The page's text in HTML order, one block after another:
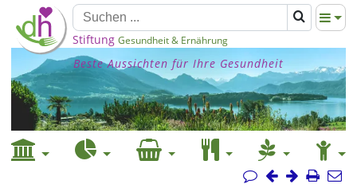
Stiftung Gesundheit & Ernährung
Beste Aussichten für Ihre Gesundheit